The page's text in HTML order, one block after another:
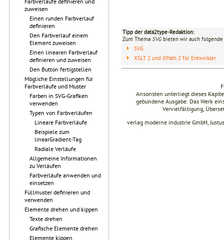
zuweisen
Einen runden Farbverlauf
definieren
Den Farbverlauf einem
Element zuweisen
Einen linearen Farbverlauf
definieren und zuweisen
Den Button fertigstellen
Mögliche Einstellungen für
Farbverläufe und Muster
Farben in SVG-Grafiken
verwenden
Typen von Farbverläufen
Lineare Farbverläufe
Beispiele zum
linearGradient-Tag
Radiale Verläufe
Allgemeine Informationen
zu Verläufen
Farbverläufe anwenden und
einsetzen
Füllmuster definieren und
verwenden
Elemente drehen und kippen
Texte drehen
Grafische Elemente drehen
Elemente kippen
Tipp der data2type-Redaktion:
Zum Thema SVGbieten wir auch folgende
SVG
XSLT 2 und XPath 2 für Entwickler
Ansonsten unterliegt dieses
gebundene Ausgabe: Das Werk
Vervielfältigung,
verlag moderne industrie GmbH,